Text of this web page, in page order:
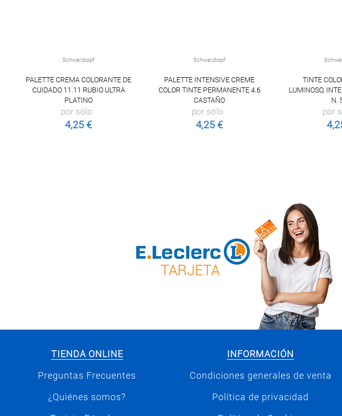
Schwarzkopf
PALETTE CREMA COLORANTE DE
CUIDADO 11.11 RUBIO ULTRA
PLATINO
por sólo
4,25 €
Schwarzkopf
PALETTE INTENSIVE CREME
COLOR TINTE PERMANENTE 4.6
CASTAÑO
por sólo
4,25 €
TINTE
LUMINOSO,
N.
por
TIENDA ONLINE
Preguntas Frecuentes
¿Quiénes somos?
INFORMACIÓN
Condiciones generales de venta
Política de privacidad